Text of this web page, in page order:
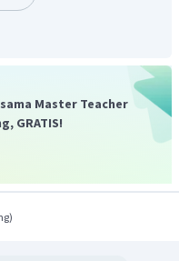
berwarna terang.
daripada litosfer
adalah sekitar 5-
lebih muda
Master Teacher
GRATIS!
)